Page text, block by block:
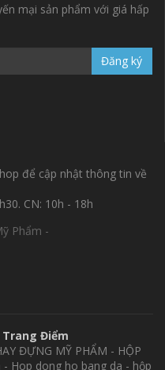
mại sản phẩm với giá hấp
Đăng ký
để cập nhật thông tin về
CN: 10h - 18h
Phẩm -
Trang Điểm
ĐỰNG MỸ PHẨM - HỘP
Hop dong ho bang da - hộp